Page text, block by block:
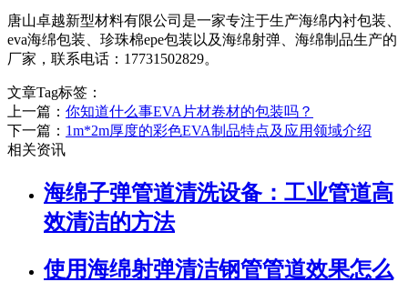
唐山卓越新型材料有限公司是一家专注于生产海绵内衬包装、
eva海绵包装、珍珠棉epe包装以及海绵射弹、海绵制品生产的
厂家，联系电话：17731502829。
文章Tag标签：
上一篇： 你知道什么事EVA片材卷材的包装吗？
下一篇： 1m*2m厚度的彩色EVA制品特点及应用领域介绍
相关资讯
海绵子弹管道清洗设备：工业管道高
效清洁的方法
使用海绵射弹清洁钢管管道效果怎么